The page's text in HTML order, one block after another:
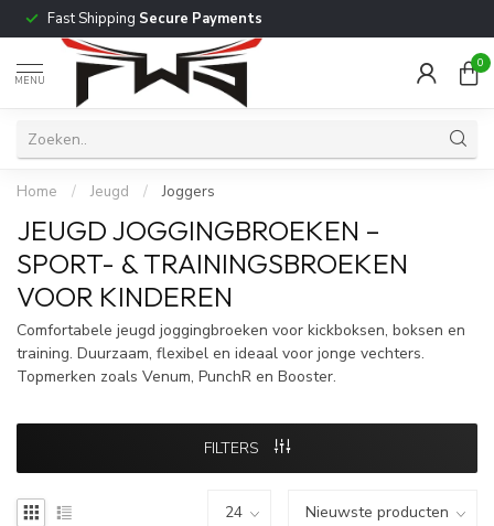
Fast Shipping Secure Payments
MENU
0
Home / Jeugd / Joggers
JEUGD JOGGINGBROEKEN –
SPORT- & TRAININGSBROEKEN
VOOR KINDEREN
Comfortabele jeugd joggingbroeken voor kickboksen, boksen en
training. Duurzaam, flexibel en ideaal voor jonge vechters.
Topmerken zoals Venum, PunchR en Booster.
FILTERS